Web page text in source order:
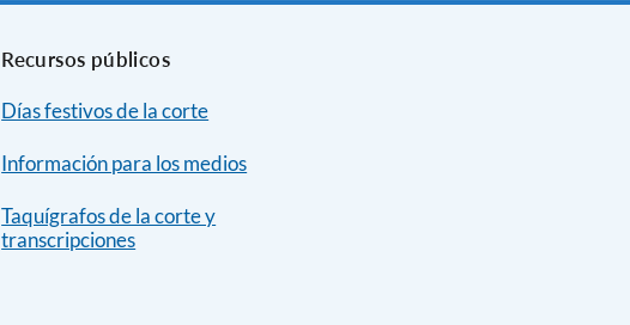
Recursos públicos
Días festivos de la corte
Información para los medios
Taquígrafos de la corte y
transcripciones